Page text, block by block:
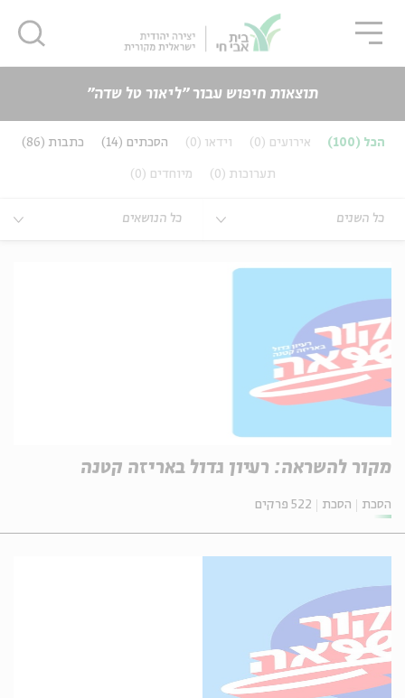
תוצאות חיפוש עבור ״ליאור טל שדה״
תכנים
הכל (100) אירועים (0) וידאו (0) הסכתים (14) כתבות (86)
תערוכות (0) מיוחדים (0)
כל השנים כל הנושאים
מקור להשראה: רעיון גדול באריזה קטנה
הסכת הסכת 522 פרקים
סגור